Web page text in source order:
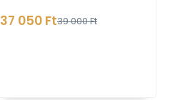
37 050 Ft39 000 Ft